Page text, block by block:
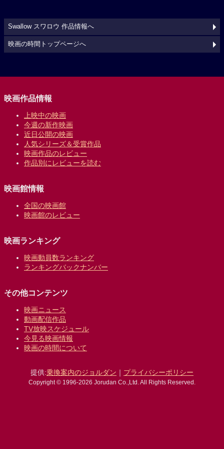
Swallow スワロウ 作品情報へ
映画の時間トップページへ
映画作品情報
上映中の映画
今週の新作映画
近日公開の映画
人気シリーズ＆受賞作品
映画作品のレビュー
作品別にレビューを読む
映画館情報
全国の映画館
映画館のレビュー
映画ランキング
映画動員数ランキング
ランキングバックナンバー
その他コンテンツ
映画ニュース
動画配信作品
TV放映スケジュール
今見る映画情報
映画の時間について
提供:乗換案内のジョルダン ｜ プライバシーポリシー
Copyright © 1996-2026 Jorudan Co.,Ltd. All Rights Reserved.